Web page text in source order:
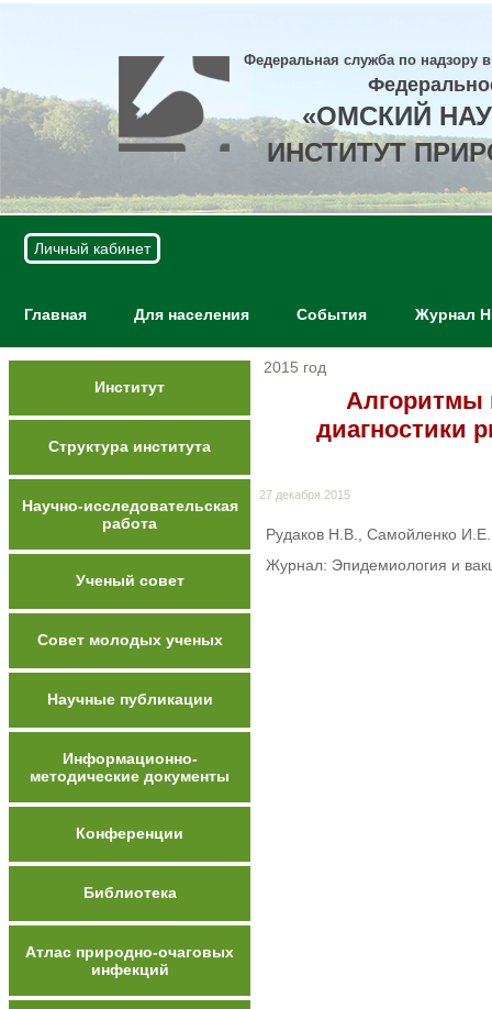
Федеральная служба по надзору
«ОМСКИЙ
ИНСТИТУТ
Личный кабинет
Главная Для населения События Журнал
Институт
Структура института
Научно-исследовательская
работа
Ученый совет
Совет молодых ученых
Научные публикации
Информационно-
методические документы
Конференции
Библиотека
Атлас природно-очаговых
инфекций
2015 год
Алгоритмы
диагностики
27 декабря 2015
Рудаков Н.В., Самойленко
Журнал: Эпидемиология и